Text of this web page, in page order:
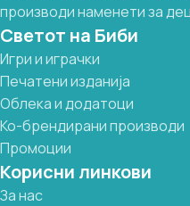
производи наменети за
Светот на Биби
Игри и играчки
Печатени изданија
Облека и додатоци
Ко-брендирани производи
Промоции
Корисни линкови
За нас